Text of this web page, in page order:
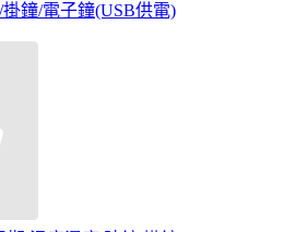
鐘/電子鐘(USB供電)